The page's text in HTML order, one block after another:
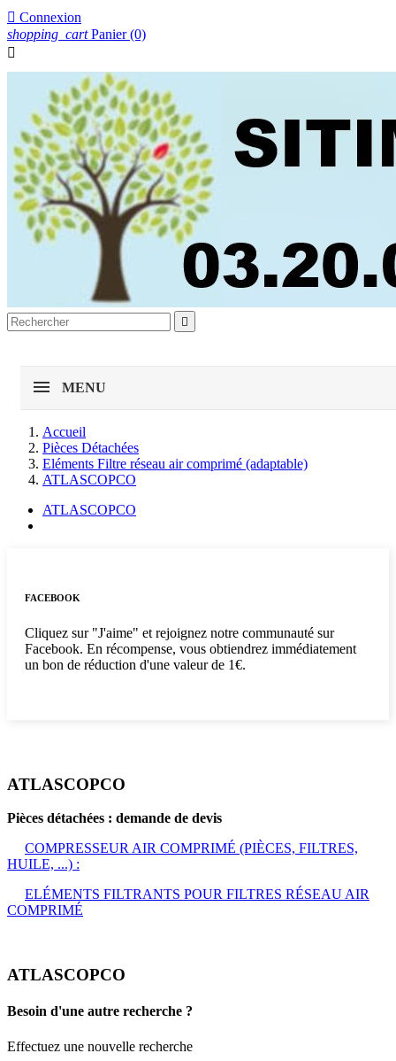
 Connexion
shopping_cart Panier (0)


MENU
Accueil
Pièces Détachées
Eléments Filtre réseau air comprimé (adaptable)
ATLASCOPCO
ATLASCOPCO
FACEBOOK
Cliquez sur "J'aime" et rejoignez notre communauté sur
Facebook. En récompense, vous obtiendrez immédiatement
un bon de réduction d'une valeur de 1€.
ATLASCOPCO
Pièces détachées : demande de devis
COMPRESSEUR AIR COMPRIMÉ (PIÈCES, FILTRES,
HUILE, ...) :
ELÉMENTS FILTRANTS POUR FILTRES RÉSEAU AIR
COMPRIMÉ
ATLASCOPCO
Besoin d'une autre recherche ?
Effectuez une nouvelle recherche